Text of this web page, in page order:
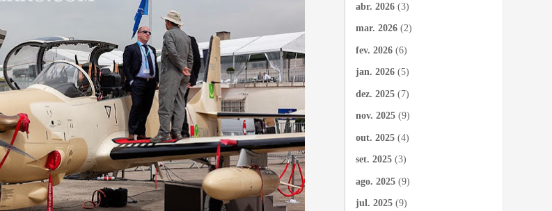
abr. 2026 (3)
mar. 2026 (2)
fev. 2026 (6)
jan. 2026 (5)
dez. 2025 (7)
nov. 2025 (9)
out. 2025 (4)
set. 2025 (3)
ago. 2025 (9)
jul. 2025 (9)